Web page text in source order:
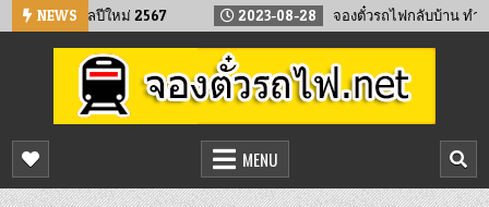
Skip
to
NEWS
ทศกาลปีใหม่ 2567 2023-08-28 จองตั๋วรถไฟกลับบ้าน ทำบุญเดือน
จองตั๋วรถไฟออนไลน์
จองตั๋วรถไฟล่วงหน้า จองได้ 24 ชั่วโมง
MENU